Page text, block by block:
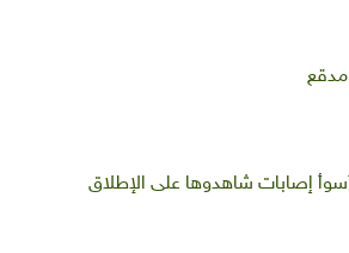
إصابات شاهدوها على الإطلاق